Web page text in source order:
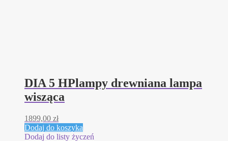
DIA 5 HPlampy drewniana lampa
wisząca
1899,00 zł
Dodaj do koszyka
Dodaj do listy życzeń